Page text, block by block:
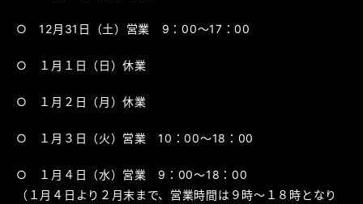
○ 12月31日（土）営業 9：00～17：00
○ １月１日（日）休業
○ １月２日（月）休業
○ １月３日（火）営業 10：00～18：00
○ １月４日（水）営業 9：00～18：00
（１月４日より２月末まで、営業時間は９時～１８時となり